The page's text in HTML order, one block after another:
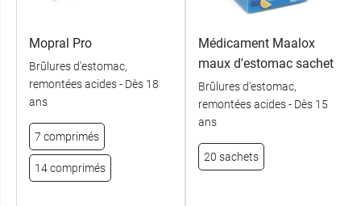
Mopral Pro
Brûlures d'estomac,
remontées acides - Dès 18
ans
7 comprimés
14 comprimés
Médicament Maalox
maux d'estomac sachet
Brûlures d'estomac,
remontées acides - Dès 15
ans
20 sachets